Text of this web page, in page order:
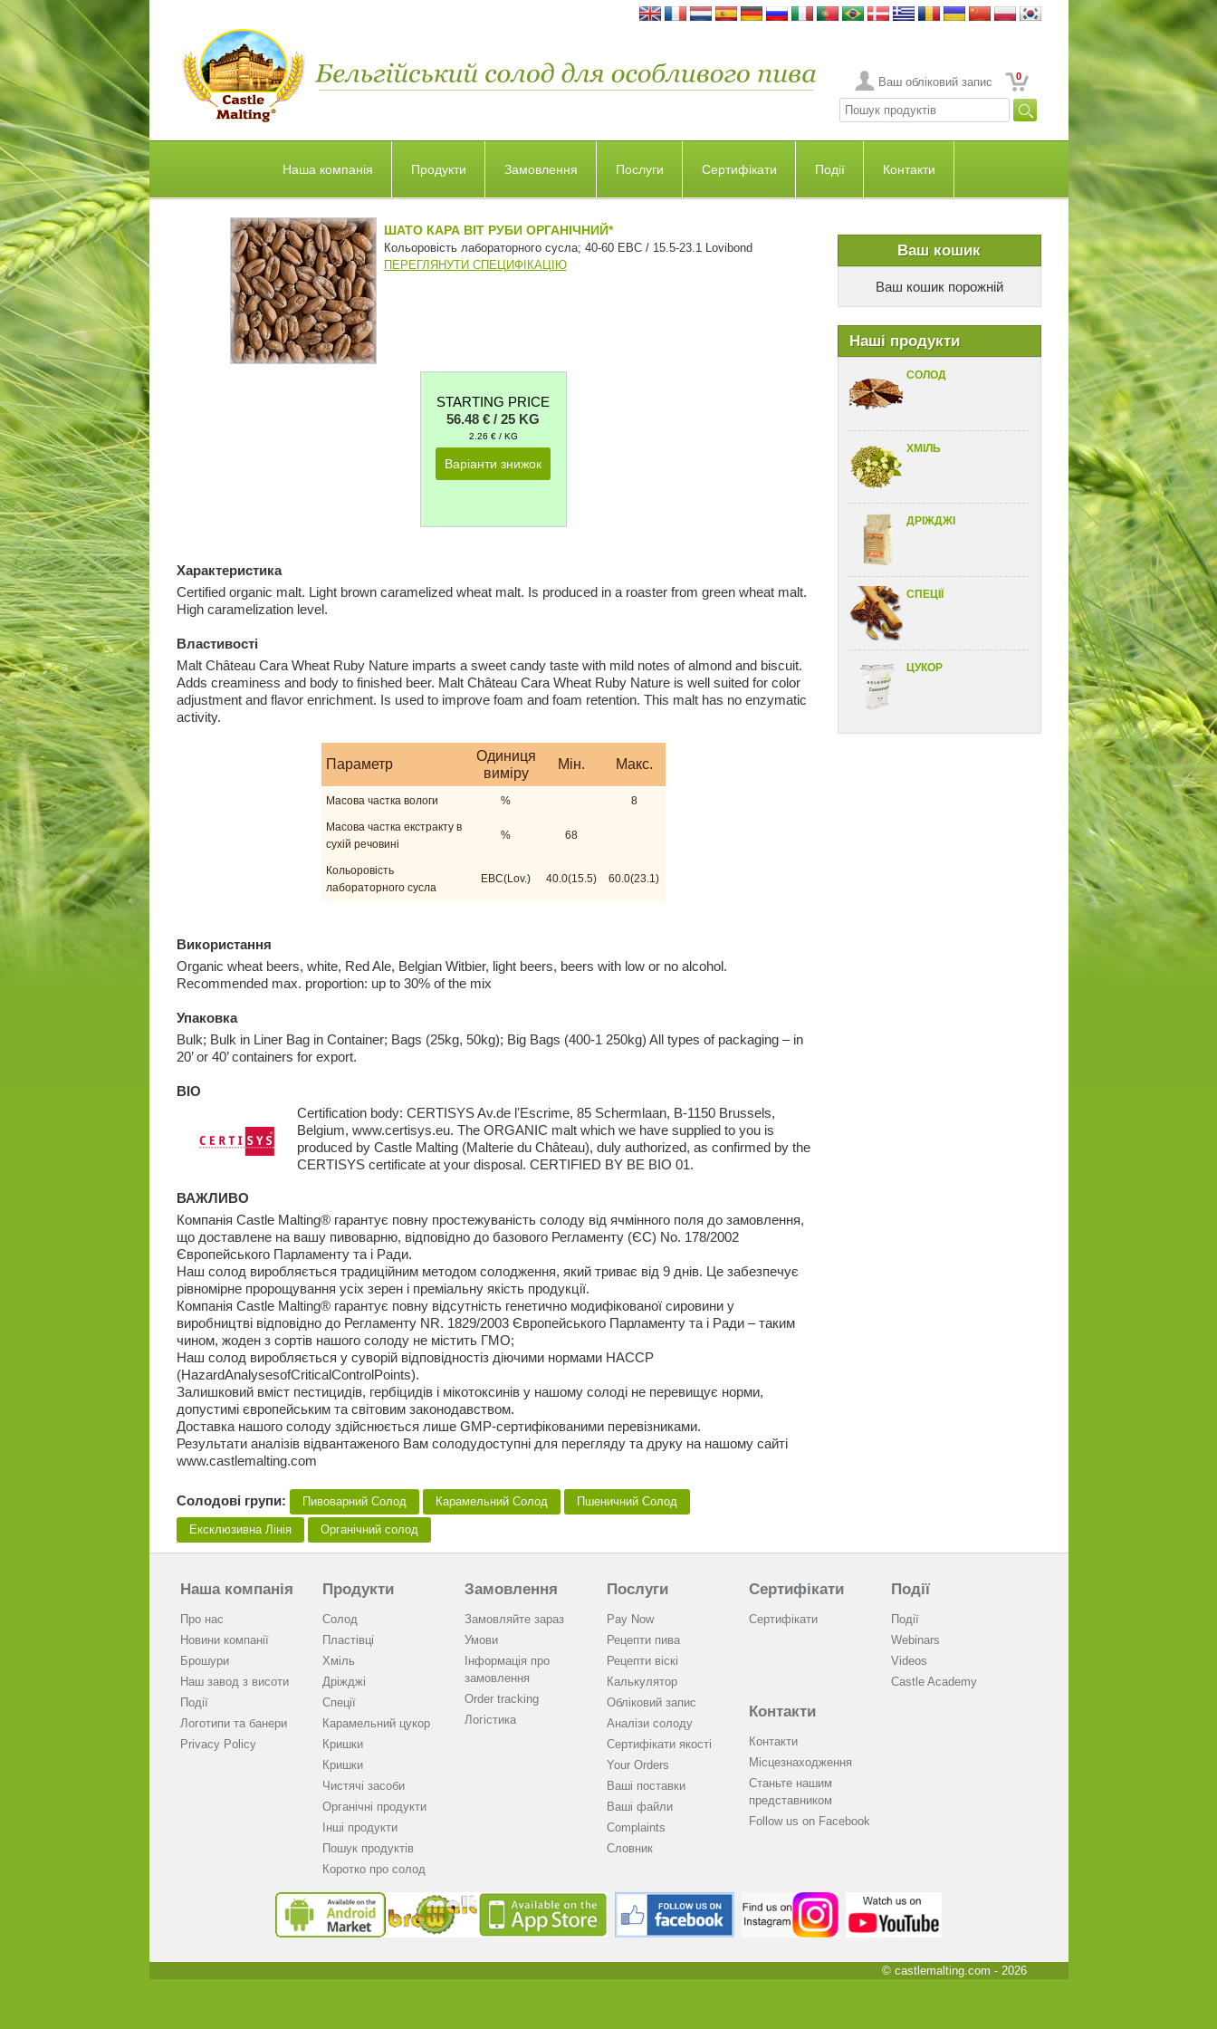
Ваш обліковий запис 0
Наша компанія Продукти Замовлення Послуги Сертифікати Події Контакти
Ваш кошик
Ваш кошик порожній
Наші продукти
СОЛОД
ХМІЛЬ
ДРІЖДЖІ
СПЕЦІЇ
ЦУКОР
ШАТО КАРА ВІТ РУБИ ОРГАНІЧНИЙ*
Кольоровість лабораторного сусла; 40-60 EBC / 15.5-23.1 Lovibond
ПЕРЕГЛЯНУТИ СПЕЦИФІКАЦІЮ
STARTING PRICE
56.48 € / 25 KG
2.26 € / KG
Варіанти знижок
Характеристика
Certified organic malt. Light brown caramelized wheat malt. Is produced in a roaster from green wheat malt.
High caramelization level.
Властивості
Malt Château Cara Wheat Ruby Nature imparts a sweet candy taste with mild notes of almond and biscuit.
Adds creaminess and body to finished beer. Malt Château Cara Wheat Ruby Nature is well suited for color
adjustment and flavor enrichment. Is used to improve foam and foam retention. This malt has no enzymatic
activity.
Параметр
Одиниця
виміру
Мiн. Макс.
Mасова частка вологи % 8
Масова частка екстракту в
сухій речовині
% 68
Кольоровість
лабораторного сусла
EBC(Lov.) 40.0(15.5) 60.0(23.1)
Використання
Organic wheat beers, white, Red Ale, Belgian Witbier, light beers, beers with low or no alcohol.
Recommended max. proportion: up to 30% of the mix
Упаковка
Bulk; Bulk in Liner Bag in Container; Bags (25kg, 50kg); Big Bags (400-1 250kg) All types of packaging – in
20’ or 40’ containers for export.
BIO
Certification body: CERTISYS Av.de l'Escrime, 85 Schermlaan, B-1150 Brussels,
Belgium, www.certisys.eu. The ORGANIC malt which we have supplied to you is
produced by Castle Malting (Malterie du Château), duly authorized, as confirmed by the
CERTISYS certificate at your disposal. CERTIFIED BY BE BIO 01.
ВАЖЛИВО
Компанія Castle Malting® гарантує повну простежуваність солоду від ячмінного поля до замовлення,
що доставлене на вашу пивоварню, відповідно до базового Регламенту (ЄС) No. 178/2002
Європейського Парламенту та і Ради.
Наш солод виробляється традиційним методом солодження, який триває від 9 днів. Це забезпечує
рівномірне пророщування усіх зерен і преміальну якість продукції.
Компанія Castle Malting® гарантує повну відсутність генетично модифікованої сировини у
виробництві відповідно до Регламенту NR. 1829/2003 Європейського Парламенту та і Ради – таким
чином, жоден з сортів нашого солоду не містить ГМО;
Наш солод виробляється у суворій відповідностіз діючими нормами НАССР
(HazardAnalysesofCriticalControlPoints).
Залишковий вміст пестицидів, гербіцидів i мікотоксинів у нашому солоді не перевищує норми,
допустимі європейським та світовим законодавством.
Доставка нашого солоду здійснюється лише GMP-сертифікованими перевізниками.
Результати аналізів відвантаженого Вам солодудоступні для перегляду та друку на нашому сайті
www.castlemalting.com
Солодові групи: Пивоварний Солод Карамельний Солод Пшеничний Солод
Ексклюзивна Лінія Органічний солод
Наша компанія
Про нас
Новини компанії
Брошури
Наш завод з висоти
Події
Логотипи та банери
Privacy Policy
Продукти
Солод
Пластівці
Хміль
Дріжджі
Спеції
Карамельний цукор
Кришки
Кришки
Чистячі засоби
Органічні продукти
Інші продукти
Пошук продуктів
Коротко про солод
Замовлення
Замовляйте зараз
Умови
Інформація про
замовлення
Order tracking
Логістика
Послуги
Pay Now
Рецепти пива
Рецепти віскі
Калькулятор
Обліковий запис
Аналізи солоду
Cертифікати якості
Your Orders
Ваші поставки
Ваші файли
Complaints
Словник
Сертифікати
Сертифікати
Події
Події
Webinars
Videos
Castle Academy
Контакти
Контакти
Місцезнаходження
Станьте нашим
представником
Follow us on Facebook
© castlemalting.com - 2026